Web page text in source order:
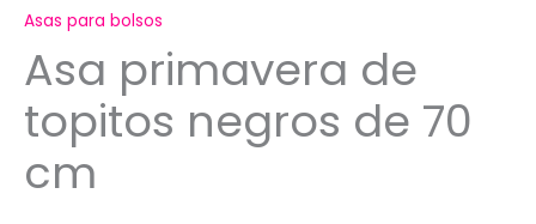
Asas para bolsos
Asa primavera de
topitos negros de 70
cm